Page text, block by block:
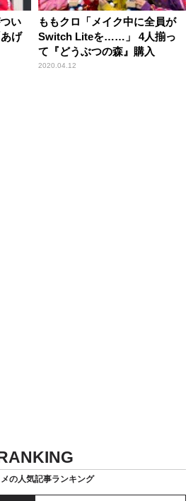
い
げ
ももクロ「メイク中に全員が
Switch Liteを……」 4人揃っ
て『どうぶつの森』購入
2020.04.12
の人気記事ランキング